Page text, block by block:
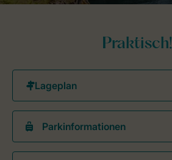
Praktisch!
Parkinformationen